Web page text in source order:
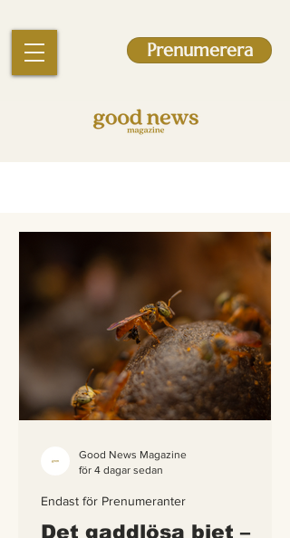
Prenumerera
Det gaddlösa biet –
Endast för Prenumeranter
Good News Magazine
för 4 dagar sedan